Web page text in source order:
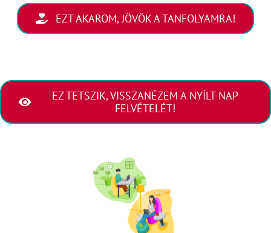
EZT AKAROM, JÖVÖK A TANFOLYAMRA!
EZ TETSZIK, VISSZANÉZEM A NYÍLT NAP
FELVÉTELÉT!